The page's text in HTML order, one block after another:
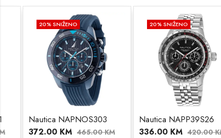
% SNIŽENO
Nautica NAPNOS303
372.00KM 465.00KM
% SNIŽENO
Nautica NAPP39S26
336.00KM 420.00KM